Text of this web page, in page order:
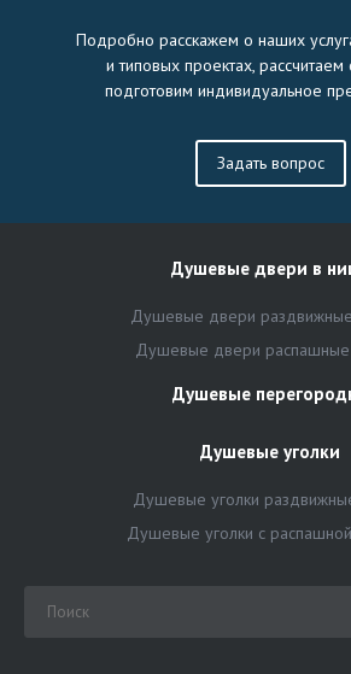
Подробно расскажем о наших
и типовых проектах, рассчитаем
подготовим индивидуальное
Задать вопрос
Душевые двери в
Душевые двери
Душевые двери
Душевые
Душевые уголки
Душевые уголки
Душевые уголки с